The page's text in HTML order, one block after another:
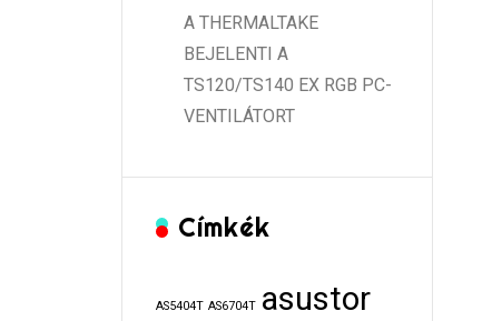
A THERMALTAKE
BEJELENTI A
TS120/TS140 EX RGB PC-
VENTILÁTORT
Címkék
AS5404T AS6704T asustor